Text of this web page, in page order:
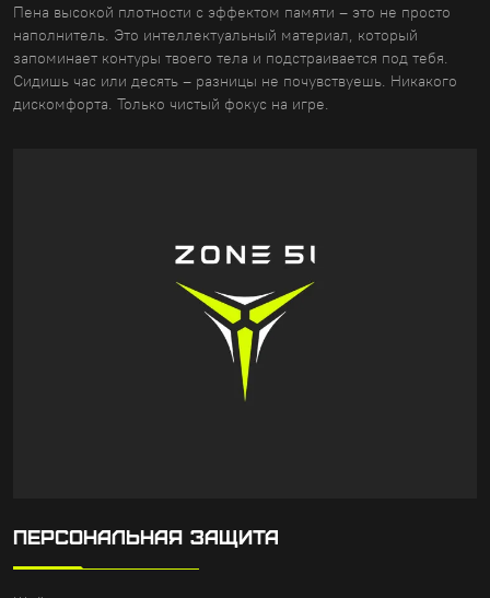
Пена высокой плотности с эффектом памяти – это не просто
наполнитель. Это интеллектуальный материал, который
запоминает контуры твоего тела и подстраивается под тебя.
Сидишь час или десять – разницы не почувствуешь. Никакого
дискомфорта. Только чистый фокус на игре.
ПЕРСОНАЛЬНАЯ ЗАЩИТА